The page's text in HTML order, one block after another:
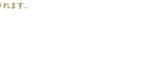
れます。